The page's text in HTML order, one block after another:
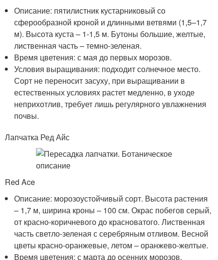
Описание: пятилистник кустарниковый со
сферообразной кроной и длинными ветвями (1,5–1,7
м). Высота куста – 1-1,5 м. Бутоны большие, желтые,
лиственная часть – темно-зеленая.
Время цветения: с мая до первых морозов.
Условия выращивания: подходит солнечное место.
Сорт не переносит засуху, при выращивании в
естественных условиях растет медленно, в уходе
неприхотлив, требует лишь регулярного увлажнения
почвы.
Лапчатка Ред Айс
Red Ace
Описание: морозоустойчивый сорт. Высота растения
– 1,7 м, ширина кроны – 100 см. Окрас побегов серый,
от красно-коричневого до красноватого. Лиственная
часть светло-зеленая с серебряным отливом. Весной
цветы красно-оранжевые, летом – оранжево-желтые.
Время цветения: с марта до осенних морозов.